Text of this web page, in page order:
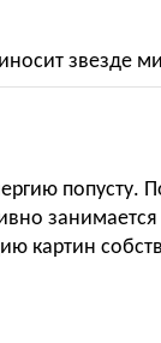
звезде
попусту.
картин